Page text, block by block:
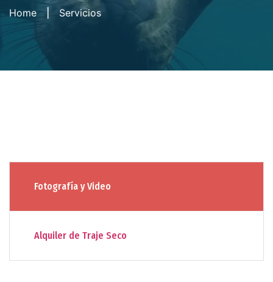
Home Servicios
Fotografía y Video
Alquiler de Traje Seco